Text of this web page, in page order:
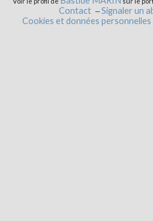
Contact
Signaler un
Cookies et données personnelles